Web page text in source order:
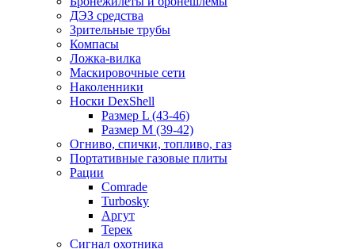
ДЭЗ средства
Зрительные трубы
Компасы
Ложка-вилка
Маскировочные сети
Наколенники
Носки DexShell
Размер L (43-46)
Размер M (39-42)
Огниво, спички, топливо, газ
Портативные газовые плиты
Рации
Comrade
Turbosky
Аргут
Терек
Сигнал охотника